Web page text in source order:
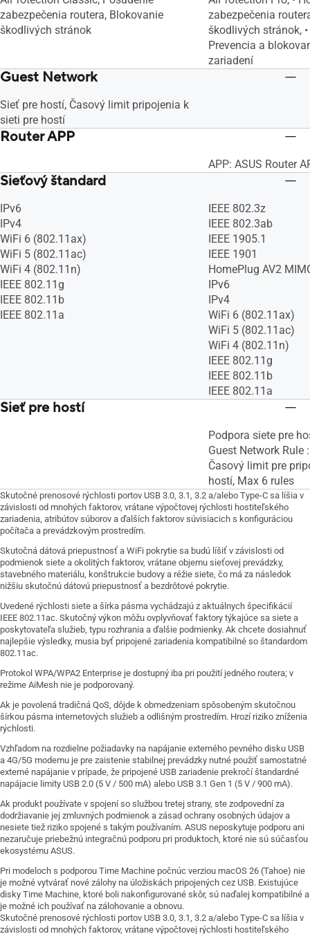
zabezpečenia routera, Blokovanie
škodlivých stránok
zabezpečenia
škodlivých stránok,
Prevencia a
zariadení
Guest Network
Sieť pre hostí, Časový limit pripojenia k
sieti pre hostí
Router APP
APP: ASUS Router
Sieťový štandard
IPv6
IPv4
WiFi 6 (802.11ax)
WiFi 5 (802.11ac)
WiFi 4 (802.11n)
IEEE 802.11g
IEEE 802.11b
IEEE 802.11a
IEEE 802.3z
IEEE 802.3ab
IEEE 1905.1
IEEE 1901
HomePlug AV2
IPv6
IPv4
WiFi 6 (802.11ax)
WiFi 5 (802.11ac)
WiFi 4 (802.11n)
IEEE 802.11g
IEEE 802.11b
IEEE 802.11a
Sieť pre hostí
Podpora siete pre
Guest Network Rule
Časový limit pre
hostí, Max 6 rules
Skutočné prenosové rýchlosti portov USB 3.0, 3.1, 3.2 a/alebo Type-C sa líšia v
závislosti od mnohých faktorov, vrátane výpočtovej rýchlosti hostiteľského
zariadenia, atribútov súborov a ďalších faktorov súvisiacich s konfiguráciou
počítača a prevádzkovým prostredím.
Skutočná dátová priepustnosť a WiFi pokrytie sa budú líšiť v závislosti od
podmienok siete a okolitých faktorov, vrátane objemu sieťovej prevádzky,
stavebného materiálu, konštrukcie budovy a réžie siete, čo má za následok
nižšiu skutočnú dátovú priepustnosť a bezdrôtové pokrytie.
Uvedené rýchlosti siete a šírka pásma vychádzajú z aktuálnych špecifikácií
IEEE 802.11ac. Skutočný výkon môžu ovplyvňovať faktory týkajúce sa siete a
poskytovateľa služieb, typu rozhrania a ďalšie podmienky. Ak chcete dosiahnuť
najlepšie výsledky, musia byť pripojené zariadenia kompatibilné so štandardom
802.11ac.
Protokol WPA/WPA2 Enterprise je dostupný iba pri použití jedného routera; v
režime AiMesh nie je podporovaný.
Ak je povolená tradičná QoS, dôjde k obmedzeniam spôsobeným skutočnou
šírkou pásma internetových služieb a odlišným prostredím. Hrozí riziko zníženia
rýchlosti.
Vzhľadom na rozdielne požiadavky na napájanie externého pevného disku USB
a 4G/5G modemu je pre zaistenie stabilnej prevádzky nutné použiť samostatné
externé napájanie v prípade, že pripojené USB zariadenie prekročí štandardné
napájacie limity USB 2.0 (5 V / 500 mA) alebo USB 3.1 Gen 1 (5 V / 900 mA).
Ak produkt používate v spojení so službou tretej strany, ste zodpovední za
dodržiavanie jej zmluvných podmienok a zásad ochrany osobných údajov a
nesiete tiež riziko spojené s takým používaním. ASUS neposkytuje podporu ani
nezaručuje priebežnú integračnú podporu pri produktoch, ktoré nie sú súčasťou
ekosystému ASUS.
Pri modeloch s podporou Time Machine počnúc verziou macOS 26 (Tahoe) nie
je možné vytvárať nové zálohy na úložiskách pripojených cez USB. Existujúce
disky Time Machine, ktoré boli nakonfigurované skôr, sú naďalej kompatibilné a
je možné ich používať na zálohovanie a obnovu.
Skutočné prenosové rýchlosti portov USB 3.0, 3.1, 3.2 a/alebo Type-C sa líšia v
závislosti od mnohých faktorov, vrátane výpočtovej rýchlosti hostiteľského